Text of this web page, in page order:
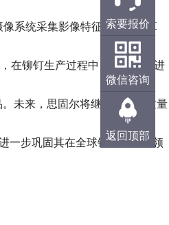
系统采集影像特征并送入计算
在铆钉生产过程中，对半成品进
未来，思固尔将继续加大在质量
一步巩固其在全球铆钉市场的领
索要报价
微信咨询
返回顶部